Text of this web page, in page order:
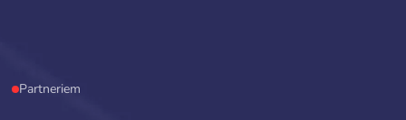
Partneriem